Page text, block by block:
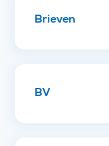
Brieven
BV